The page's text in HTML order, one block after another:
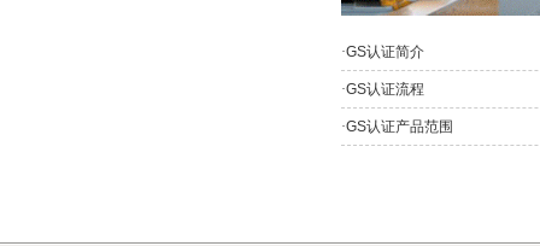
·GS认证简介
·GS认证流程
·GS认证产品范围